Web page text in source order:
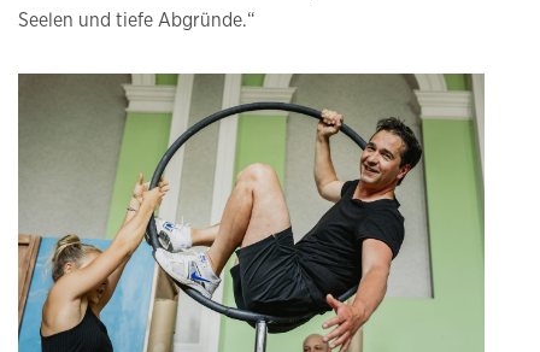
Seelen und tiefe Abgründe.“